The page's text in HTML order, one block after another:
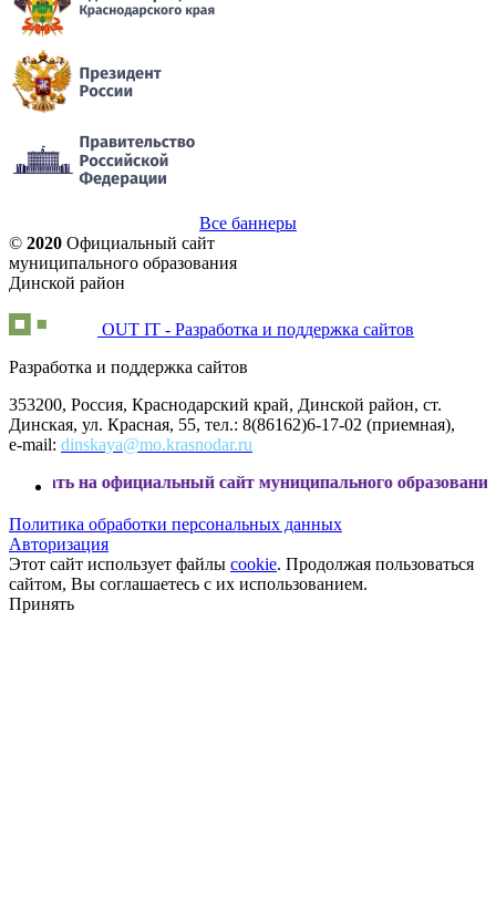
Все баннеры
© 2020 Официальный сайт
муниципального образования
Динской район
OUT IT - Разработка и поддержка сайтов
Разработка и поддержка сайтов
353200, Россия, Краснодарский край, Динской район, ст.
Динская, ул. Красная, 55, тел.: 8(86162)6-17-02 (приемная),
e-mail: dinskaya@mo.krasnodar.ru
официальный сайт муниципального образования Динской
Политика обработки персональных данных
Авторизация
Этот сайт использует файлы cookie. Продолжая пользоваться
сайтом, Вы соглашаетесь с их использованием.
Принять